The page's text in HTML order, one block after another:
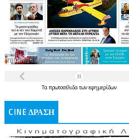
Τα πρωτοσέλιδατων εφημερίδων
CINE ΔΡΑΣΗ